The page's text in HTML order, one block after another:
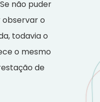
não puder
observar o
todavia o
o mesmo
de